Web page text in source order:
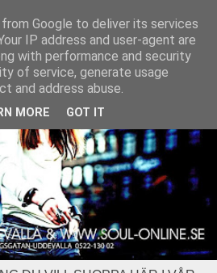
Google to deliver its services
IP address and user-agent are
with performance and security
of service, generate usage
and address abuse.
MORE GOT IT